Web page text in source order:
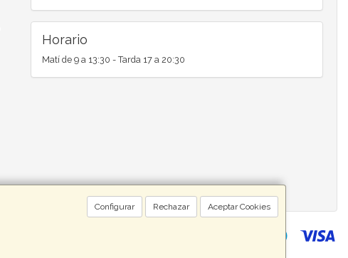
Configurar Rechazar Aceptar Cookies
Horario
Matí de 9 a 13:30 - Tarda 17 a 20:30